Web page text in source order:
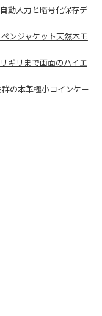
動入力と暗号化保存デ
ンジャケット天然木モ
ギリまで画面のハイエ
の本革極小コインケー